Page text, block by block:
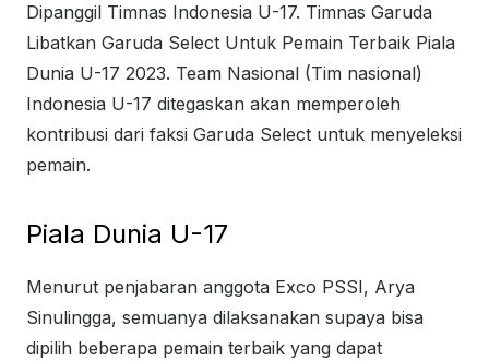
Dipanggil Timnas Indonesia U-17. Timnas Garuda
Libatkan Garuda Select Untuk Pemain Terbaik Piala
Dunia U-17 2023. Team Nasional (Tim nasional)
Indonesia U-17 ditegaskan akan memperoleh
kontribusi dari faksi Garuda Select untuk menyeleksi
pemain.
Piala Dunia U-17
Menurut penjabaran anggota Exco PSSI, Arya
Sinulingga, semuanya dilaksanakan supaya bisa
dipilih beberapa pemain terbaik yang dapat